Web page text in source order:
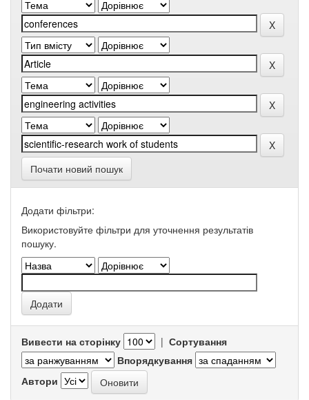
Почати новий пошук
Додати фільтри:
Використовуйте фільтри для уточнення результатів
пошуку.
Вивести на сторінку | Сортування
Впорядкування
Автори